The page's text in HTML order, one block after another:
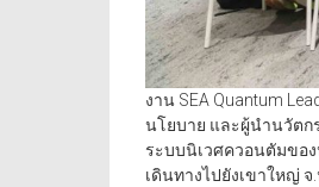
งาน SEA Quantum
นโยบาย และผู้นำนวัตก
ระบบนิเวศควอนตัมขอ
เดินทางไปยังเขาใหญ่